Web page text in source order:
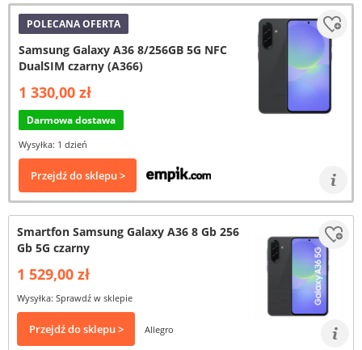
POLECANA OFERTA
Samsung Galaxy A36 8/256GB 5G NFC
DualSIM czarny (A366)
1 330,00 zł
Darmowa dostawa
Wysyłka: 1 dzień
Przejdź do sklepu >
Smartfon Samsung Galaxy A36 8 Gb 256
Gb 5G czarny
1 529,00 zł
Wysyłka: Sprawdź w sklepie
Przejdź do sklepu > Allegro